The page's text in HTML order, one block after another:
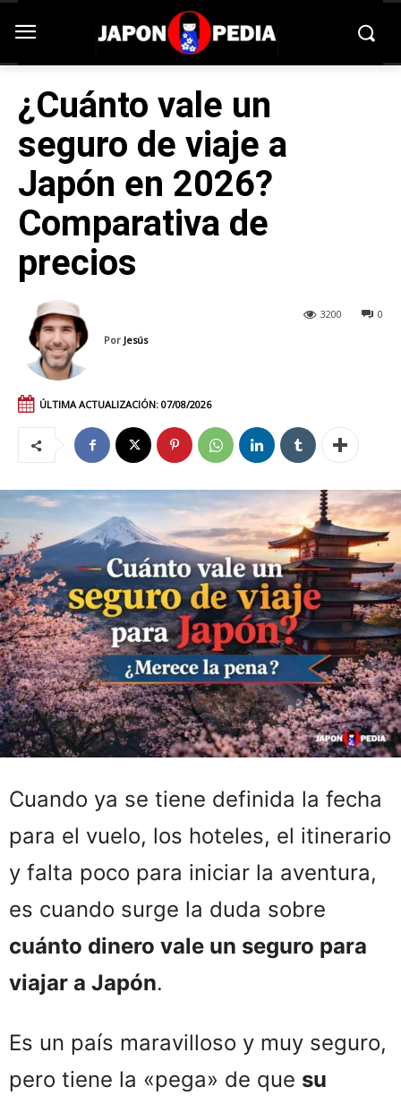
¿Cuánto vale un
seguro de viaje a
Japón en 2026?
Comparativa de
precios
0
3200
Por Jesús
ÚLTIMA ACTUALIZACIÓN: 07/08/2026
Cuando ya se tiene definida la fecha
para el vuelo, los hoteles, el itinerario
y falta poco para iniciar la aventura,
es cuando surge la duda sobre
cuánto dinero vale un seguro para
viajar a Japón.
Es un país maravilloso y muy seguro,
pero tiene la «pega» de que su